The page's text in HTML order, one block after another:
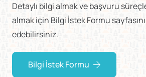
Detaylı bilgi almak ve başvuru
almak için Bilgi İstek Formu
edebilirsiniz.
Bilgi İstek Formu